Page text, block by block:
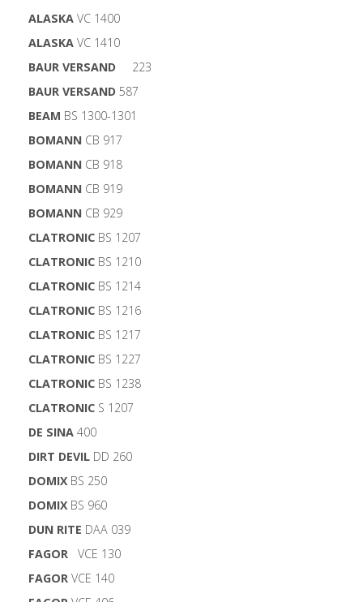
ALASKA VC 1400
ALASKA VC 1410
BAUR VERSAND 223
BAUR VERSAND 587
BEAM BS 1300-1301
BOMANN CB 917
BOMANN CB 918
BOMANN CB 919
BOMANN CB 929
CLATRONIC BS 1207
CLATRONIC BS 1210
CLATRONIC BS 1214
CLATRONIC BS 1216
CLATRONIC BS 1217
CLATRONIC BS 1227
CLATRONIC BS 1238
CLATRONIC S 1207
DE SINA 400
DIRT DEVIL DD 260
DOMIXBS 250
DOMIXBS 960
DUN RITE DAA 039
FAGOR VCE 130
FAGOR VCE 140